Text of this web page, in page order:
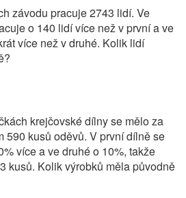
závodu pracuje 2743 lidí. Ve
o 140 lidí více než v první a ve
více než v druhé. Kolik lidí
krejčovské dílny se mělo za
590 kusů oděvů. V první dílně se
více a ve druhé o 10%, takže
kusů. Kolik výrobků měla původně